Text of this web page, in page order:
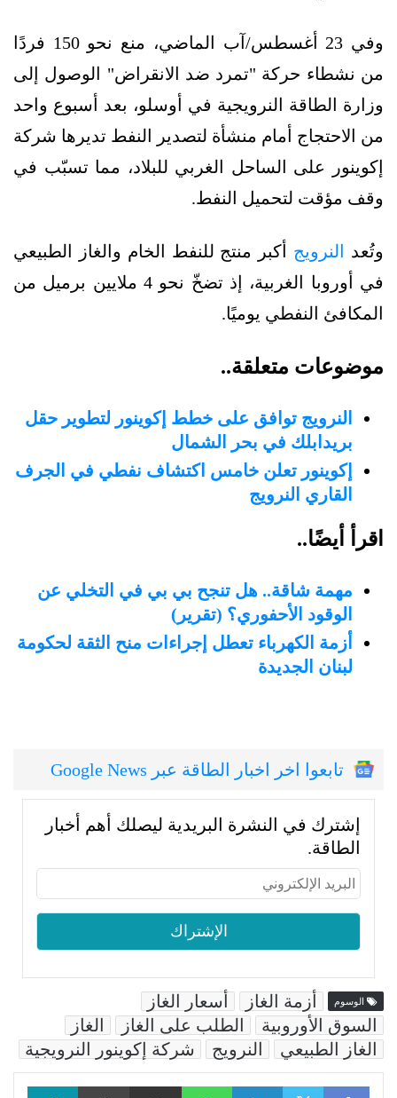
وفي 23 أغسطس/آب الماضي، منع نحو 150 فردًا
من نشطاء حركة "تمرد ضد الانقراض" الوصول إلى
وزارة الطاقة النرويجية في أوسلو، بعد أسبوع واحد
من الاحتجاج أمام منشأة لتصدير النفط تديرها شركة
إكوينور على الساحل الغربي للبلاد، مما تسبّب في
وقف مؤقت لتحميل النفط.
وتُعد النرويج أكبر منتج للنفط الخام والغاز الطبيعي
في أوروبا الغربية، إذ تضخّ نحو 4 ملايين برميل من
المكافئ النفطي يوميًا.
موضوعات متعلقة..
النرويج توافق على خطط إكوينور لتطوير حقل
بريدابلك في بحر الشمال
إكوينور تعلن خامس اكتشاف نفطي في الجرف
القاري النرويج
اقرأ أيضًا..
مهمة شاقة.. هل تنجح بي بي في التخلي عن
الوقود الأحفوري؟ (تقرير)
أزمة الكهرباء تعطل إجراءات منح الثقة لحكومة
لبنان الجديدة
تابعوا اخر اخبار الطاقة عبر Google News
إشترك في النشرة البريدية ليصلك أهم أخبار
الطاقة.
الوسوم أزمة الغاز
أسعار الغاز
السوق الأوروبية
الطلب على الغاز
الغاز
الغاز الطبيعي
النرويج شركة إكوينور النرويجية
Facebook
LinkedIn
WhatsAppمشاركة عبر البريد طباعة